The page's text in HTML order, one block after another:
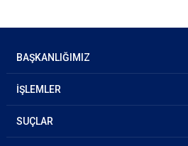
BAŞKANLIĞIMIZ
İŞLEMLER
SUÇLAR